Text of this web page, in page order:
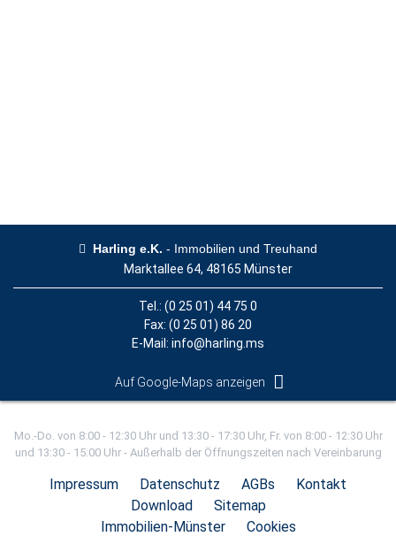
Harling e.K. - Immobilien und Treuhand
Marktallee 64, 48165 Münster
Tel.: (0 25 01) 44 75 0
Fax: (0 25 01) 86 20
E-Mail: info@harling.ms
Auf Google-Maps anzeigen
Mo.-Do. von 8:00 - 12:30 Uhr und 13:30 - 17:30 Uhr, Fr. von 8:00 - 12:30 Uhr
und 13:30 - 15:00 Uhr - Außerhalb der Öffnungszeiten nach Vereinbarung
Impressum Datenschutz AGBs
Kontakt
Download
Sitemap
Immobilien-Münster
Cookies